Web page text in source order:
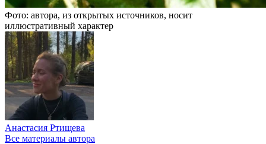
Фото: автора, из открытых источников, носит
иллюстративный характер
Анастасия Ртищева
Все материалы автора